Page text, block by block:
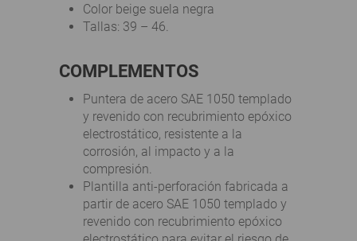
Color beige suela negra
Tallas: 39 – 46.
COMPLEMENTOS
Puntera de acero SAE 1050 templado
y revenido con recubrimiento epóxico
electrostático, resistente a la
corrosión, al impacto y a la
compresión.
Plantilla anti-perforación fabricada a
partir de acero SAE 1050 templado y
revenido con recubrimiento epóxico